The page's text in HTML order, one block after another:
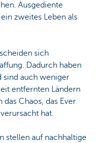
Ausgediente
zweites Leben als
sich
Dadurch haben
sind auch weniger
entfernten Ländern
Chaos, das Ever
hat.
stellen auf nachhaltige